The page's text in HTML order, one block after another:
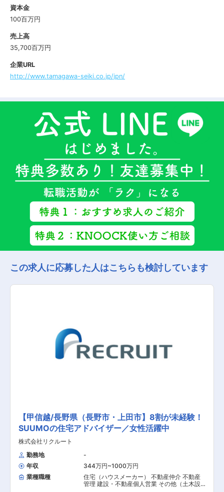
資本金
100百万円
売上高
35,700百万円
企業URL
http://www.tamagawa-seiki.co.jp/jpn/
この求人に応募した人はこちらも検討しています
【甲信越/長野県（長野市・上田市】8割が未経験！
SUUMOの住宅アドバイザー／女性活躍中
株式会社リクルート
勤務地
-
年収
344万円~1000万円
業種職種
住宅（ハウスメーカー） 不動産仲介 不動産
管理 建設・不動産個人営業 その他（土木設